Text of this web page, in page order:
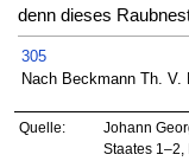
denn dieses
305
Nach Beckmann Th.
Quelle:
Johann
Staates 1–2,